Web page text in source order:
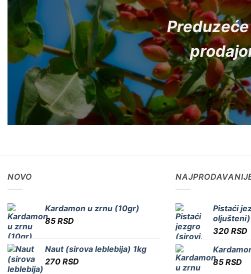
NOVO
Kardamon u zrnu (10gr)
85 RSD
Naut (sirova leblebija) 1kg
270 RSD
Pistaći
oljušteni)
320 RSD
85 RSD